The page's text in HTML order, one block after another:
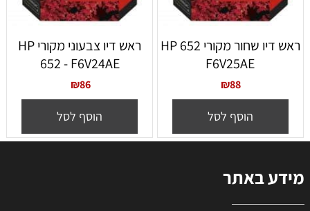
ראש דיו שחור מקורי 652 HP
F6V25AE
₪88
הוסף לסל
ראש דיו צבעוני מקורי HP
652 - F6V24AE
₪86
הוסף לסל
מידע באתר